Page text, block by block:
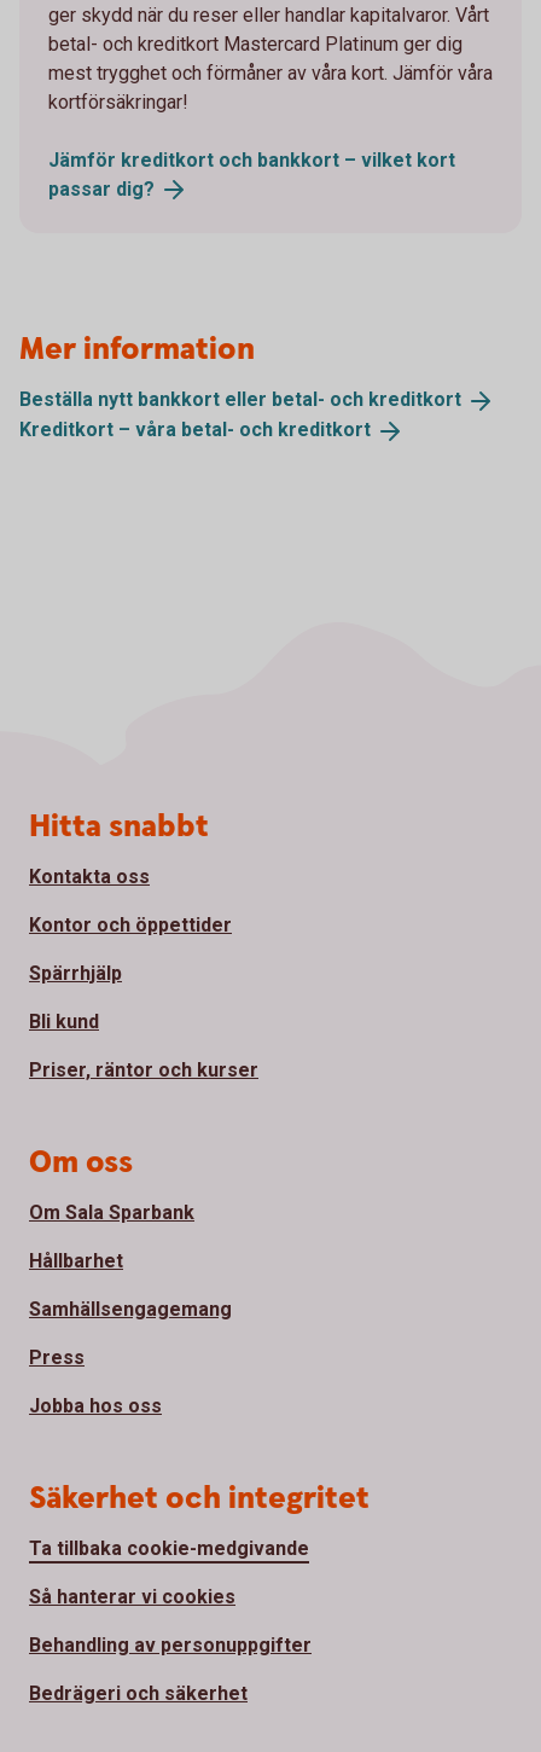
ger skydd när du reser eller handlar kapitalvaror. Vårt
betal- och kreditkort Mastercard Platinum ger dig
mest trygghet och förmåner av våra kort. Jämför våra
kortförsäkringar!
Jämför kreditkort och bankkort – vilket kort
passar dig?
Mer information
Beställa nytt bankkort eller betal- och kreditkort
Kreditkort – våra betal- och kreditkort
Sidfot
Hitta snabbt
Kontakta oss
Kontor och öppettider
Spärrhjälp
Bli kund
Priser, räntor och kurser
Om oss
Om Sala Sparbank
Hållbarhet
Samhällsengagemang
Press
Jobba hos oss
Säkerhet och integritet
Ta tillbaka cookie-medgivande
Så hanterar vi cookies
Behandling av personuppgifter
Bedrägeri och säkerhet